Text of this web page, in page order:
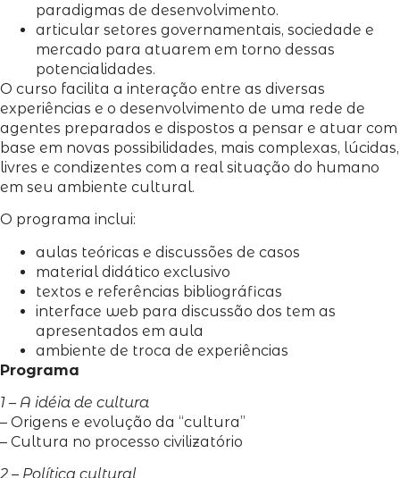
paradigmas de desenvolvimento.
articular setores governamentais, sociedade e
mercado para atuarem em torno dessas
potencialidades.
O curso facilita a interação entre as diversas
experiências e o desenvolvimento de uma rede de
agentes preparados e dispostos a pensar e atuar com
base em novas possibilidades, mais complexas, lúcidas,
livres e condizentes com a real situação do humano
em seu ambiente cultural.
O programa inclui:
aulas teóricas e discussões de casos
material didático exclusivo
textos e referências bibliográficas
interface web para discussão dos tem as
apresentados em aula
ambiente de troca de experiências
Programa
1 – A idéia de cultura
– Origens e evolução da “cultura”
– Cultura no processo civilizatório
2 – Política cultural